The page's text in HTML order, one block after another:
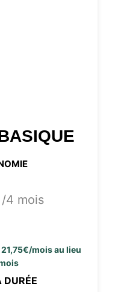
/4 mois
mois au lieu
DURÉE